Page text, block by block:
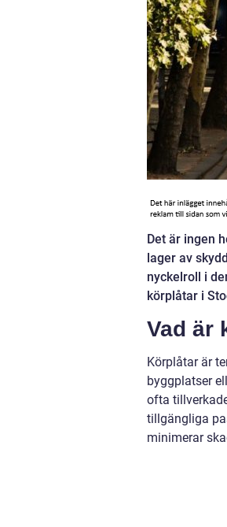
Det är ingen
lager av
nyckelroll i
körplåtar i
Vad är
Körplåtar är
byggplatser
ofta
tillgängliga
minimerar